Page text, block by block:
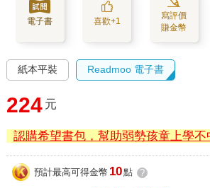
電子書 喜歡+1
寫評價
賺金幣
紙本平裝 Readmoo 電子書
224 元
認購希望書包，幫助弱勢孩童上學不
預計最高可得金幣 10點 ?